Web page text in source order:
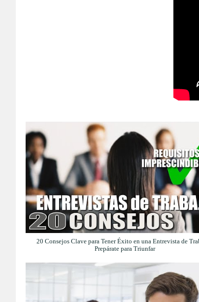
20 Consejos Clave para Tener Éxito en una Entrevista de
Prepárate para Triunfar